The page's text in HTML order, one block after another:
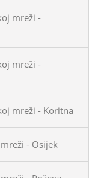
mreži -
mreži -
mreži - Koritna
- Osijek